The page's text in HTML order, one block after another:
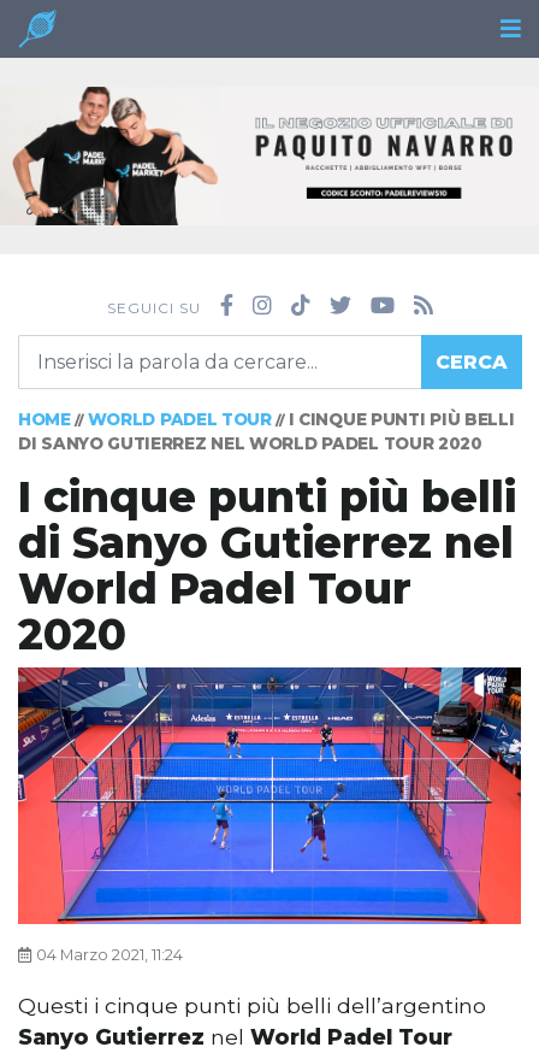
SEGUICI SU
CERCA
HOME// WORLD PADEL TOUR// I CINQUE PUNTI PIÙ BELLI
DI SANYO GUTIERREZ NEL WORLD PADEL TOUR 2020
I cinque punti più belli
di Sanyo Gutierrez nel
World Padel Tour
2020
04 Marzo 2021, 11:24
Questi i cinque punti più belli dell’argentino
Sanyo Gutierrez nel World Padel Tour